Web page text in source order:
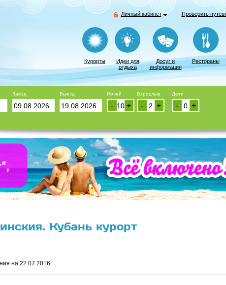
Личный кабинет Проверить
Курорты
Идеи для
отдыха
Досуг и
информация
Рестораны
Заезд Выезд Ночей
+
-
Взрослые
+
-
Дети
+
-
Кубань курорт
на 22.07.2016 ...